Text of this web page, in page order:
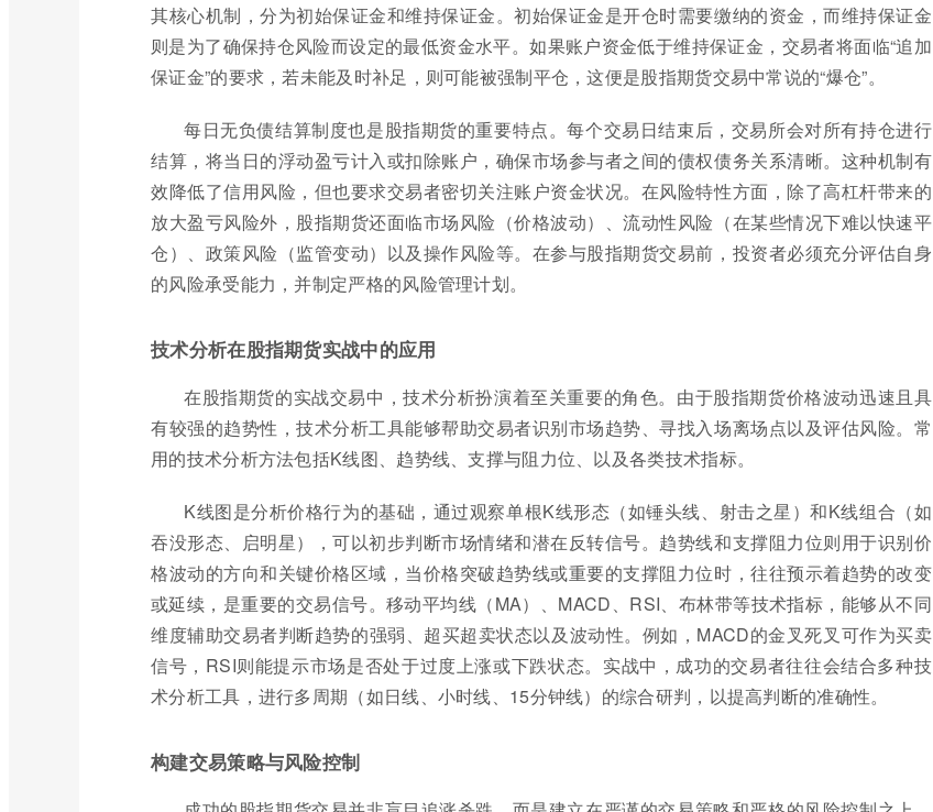
其核心机制，分为初始保证金和维持保证金。初始保证金是开仓时需要缴纳的资金，而维持保证金
则是为了确保持仓风险而设定的最低资金水平。如果账户资金低于维持保证金，交易者将面临“追加
保证金”的要求，若未能及时补足，则可能被强制平仓，这便是股指期货交易中常说的“爆仓”。
每日无负债结算制度也是股指期货的重要特点。每个交易日结束后，交易所会对所有持仓进行
结算，将当日的浮动盈亏计入或扣除账户，确保市场参与者之间的债权债务关系清晰。这种机制有
效降低了信用风险，但也要求交易者密切关注账户资金状况。在风险特性方面，除了高杠杆带来的
放大盈亏风险外，股指期货还面临市场风险（价格波动）、流动性风险（在某些情况下难以快速平
仓）、政策风险（监管变动）以及操作风险等。在参与股指期货交易前，投资者必须充分评估自身
的风险承受能力，并制定严格的风险管理计划。
技术分析在股指期货实战中的应用
在股指期货的实战交易中，技术分析扮演着至关重要的角色。由于股指期货价格波动迅速且具
有较强的趋势性，技术分析工具能够帮助交易者识别市场趋势、寻找入场离场点以及评估风险。常
用的技术分析方法包括K线图、趋势线、支撑与阻力位、以及各类技术指标。
K线图是分析价格行为的基础，通过观察单根K线形态（如锤头线、射击之星）和K线组合（如
吞没形态、启明星），可以初步判断市场情绪和潜在反转信号。趋势线和支撑阻力位则用于识别价
格波动的方向和关键价格区域，当价格突破趋势线或重要的支撑阻力位时，往往预示着趋势的改变
或延续，是重要的交易信号。移动平均线（MA）、MACD、RSI、布林带等技术指标，能够从不同
维度辅助交易者判断趋势的强弱、超买超卖状态以及波动性。例如，MACD的金叉死叉可作为买卖
信号，RSI则能提示市场是否处于过度上涨或下跌状态。实战中，成功的交易者往往会结合多种技
术分析工具，进行多周期（如日线、小时线、15分钟线）的综合研判，以提高判断的准确性。
构建交易策略与风险控制